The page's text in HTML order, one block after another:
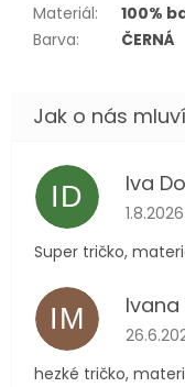
Materiál:
100%
Barva: ČERNÁ
ID Iva
1.8.2026
Super tričko,
IM Ivana
hezké tričko,